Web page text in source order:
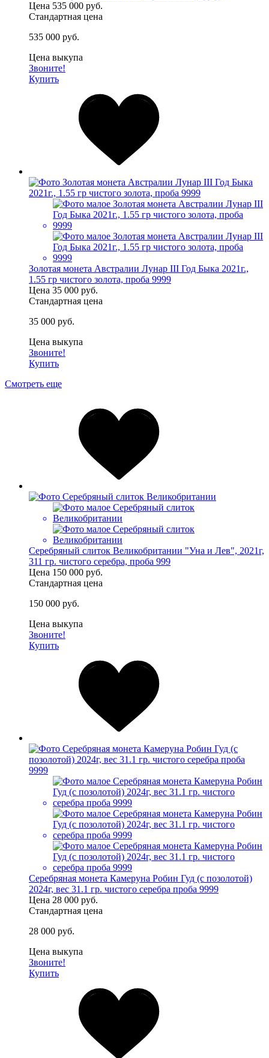
Цена 535 000 руб.
Стандартная цена
535 000 руб.
Цена выкупа
Звоните!
Купить
Золотая монета Австралии Лунар III Год Быка 2021г.,
1.55 гр чистого золота, проба 9999
Цена 35 000 руб.
Стандартная цена
35 000 руб.
Цена выкупа
Звоните!
Купить
Смотреть еще
Серебряный слиток Великобритании "Уна и Лев", 2021г,
311 гр. чистого серебра, проба 999
Цена 150 000 руб.
Стандартная цена
150 000 руб.
Цена выкупа
Звоните!
Купить
Серебряная монета Камеруна Робин Гуд (с позолотой)
2024г, вес 31.1 гр. чистого серебра проба 9999
Цена 28 000 руб.
Стандартная цена
28 000 руб.
Цена выкупа
Звоните!
Купить